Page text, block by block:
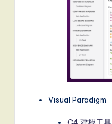
Visual Paradigm
C4 建模工具